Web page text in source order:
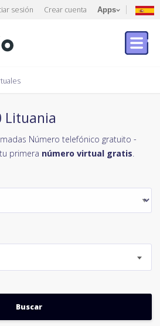
sesión Crear cuenta Apps
Lituania
Número telefónico gratuito -
primera número virtual gratis.